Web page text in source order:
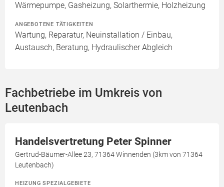
Wärmepumpe, Gasheizung, Solarthermie, Holzheizung
ANGEBOTENE TÄTIGKEITEN
Wartung, Reparatur, Neuinstallation / Einbau,
Austausch, Beratung, Hydraulischer Abgleich
Fachbetriebe im Umkreis von
Leutenbach
Handelsvertretung Peter Spinner
Gertrud-Bäumer-Allee 23, 71364 Winnenden (3km von 71364
Leutenbach)
HEIZUNG SPEZIALGEBIETE